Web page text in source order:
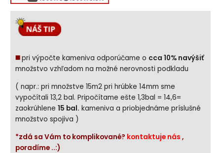
◼️pri výpočte kameniva odporúčame o cca 10% navýšiť
množstvo vzhľadom na možné nerovnosti podkladu
( napr.: pri množstve 15m2 pri hrúbke 14mm sme
vypočítali 13,2 bal. Pripočítame ešte 1,3bal = 14,6=
zaokrúhlene15 bal. kameniva a priobjednáme príslušné
množstvo spojiva )
*zdá sa Vám to komplikované? kontaktuje nás ,
poradíme ..:)